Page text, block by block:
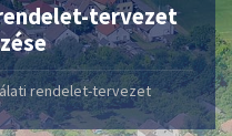
tervezet
rendelet-tervezet